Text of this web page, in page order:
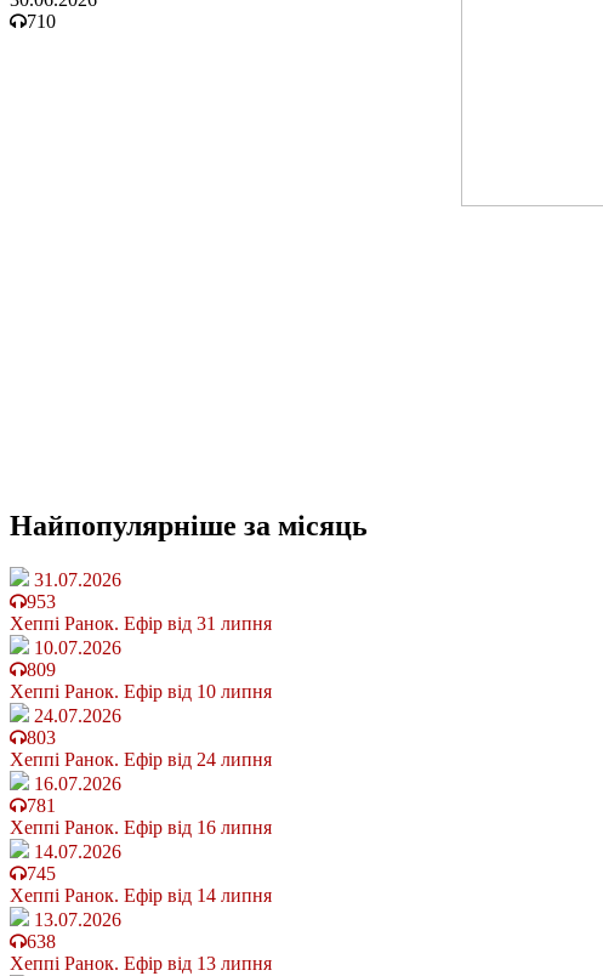
710
Найпопулярніше за місяць
31.07.2026
953
Хеппі Ранок. Ефір від 31 липня
10.07.2026
809
Хеппі Ранок. Ефір від 10 липня
24.07.2026
803
Хеппі Ранок. Ефір від 24 липня
16.07.2026
781
Хеппі Ранок. Ефір від 16 липня
14.07.2026
745
Хеппі Ранок. Ефір від 14 липня
13.07.2026
638
Хеппі Ранок. Ефір від 13 липня